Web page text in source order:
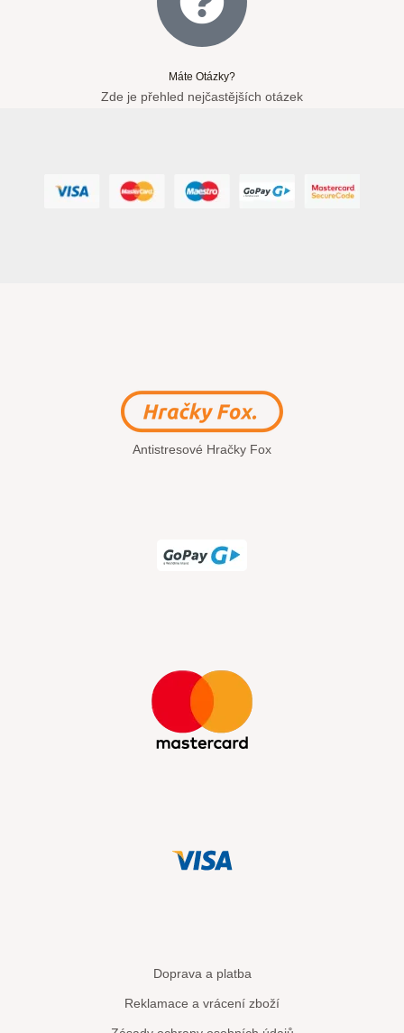
Máte Otázky?
Zde je přehled nejčastějších otázek
Antistresové Hračky Fox
Doprava a platba
Reklamace a vrácení zboží